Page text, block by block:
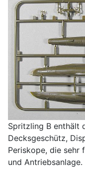
Spritzling B enthält
Decksgeschütz,
Periskope, die sehr
und Antriebsanlage.